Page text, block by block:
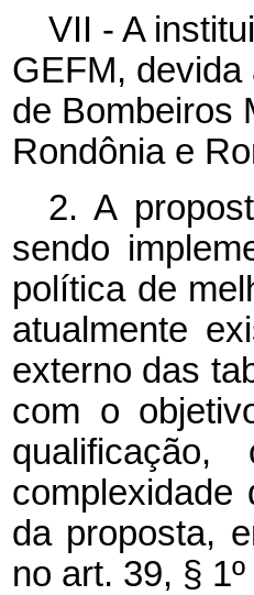
VII - A
GEFM,
de Bombeiros
Rondônia e
2. A
sendo
política de
atualmente
externo das
com o
da proposta,
no art. 39, §